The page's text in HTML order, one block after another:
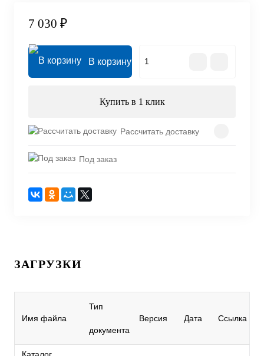
7 030 ₽
В корзину
Купить в 1 клик
Рассчитать доставку
Под заказ
ЗАГРУЗКИ
Имя файла
Тип
документа
Версия Дата Ссылка
Каталог